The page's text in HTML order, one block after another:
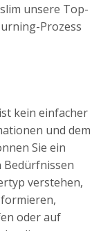
unsere Top-
Prozess
kein einfacher
und dem
Sie ein
Bedürfnissen
verstehen,
oder auf